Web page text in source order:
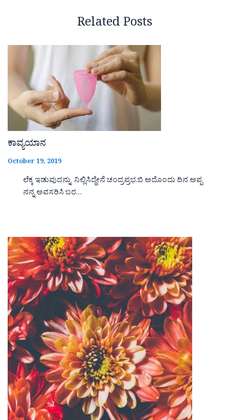
Related Posts
ಕಾವ್ಯಯಾನ
October 19, 2019
ಲೆಕ್ಕ ಇಡುವುದನ್ನು ನಿಲ್ಲಿಸಿದ್ದೇನೆ ಚಂದ್ರಪ್ರಭ.ಬಿ ಅದೊಂದು ದಿನ ಅಪ್ಪ
ನನ್ನ ಅವಸರಿಸಿ ಬರ…